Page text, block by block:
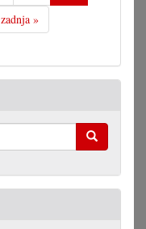
zadnja »